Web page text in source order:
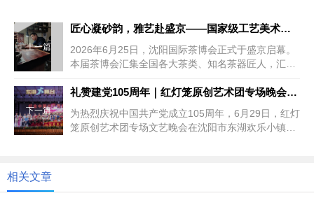
上一篇
匠心凝砂韵，雅艺赴盛京——国家级工艺美术大师张亦忠亮相2026沈阳茶博会
2026年6月25日，沈阳国际茶博会正式于盛京启幕。
本届茶博会汇集全国各大茶类、知名茶器匠人，汇聚
下一篇
礼赞建党105周年｜红灯笼原创艺术团专场晚会在沈阳东湖欢乐小镇圆满举办
为热烈庆祝中国共产党成立105周年，6月29日，红灯
笼原创艺术团专场文艺晚会在沈阳市东湖欢乐小镇东
相关文章